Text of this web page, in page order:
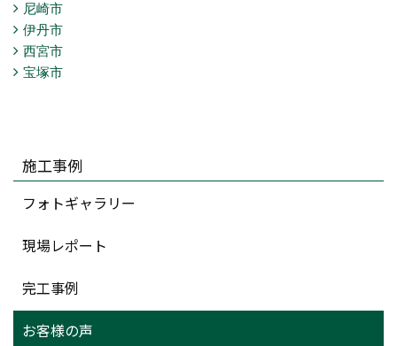
尼崎市
伊丹市
西宮市
宝塚市
施工事例
フォトギャラリー
現場レポート
完工事例
お客様の声